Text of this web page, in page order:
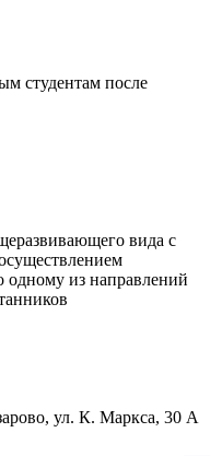
студентам после
вида с
одному из направлений
ул. К. Маркса, 30 А